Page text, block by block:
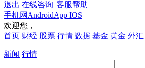
退出 在线咨询 |客服帮助
手机网 AndroidApp IOS
欢迎您，
首页 财经 股票 行情 数据 基金 黄金 外汇
新闻 行情